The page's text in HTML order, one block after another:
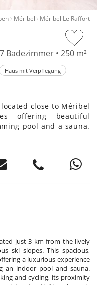
Méribel Méribel Le Raffort
Badezimmer • 250 m²
Haus mit Verpflegung
close to Méribel
offering beautiful
pool and a sauna.
just 3 km from the lively
ski slopes. This spacious,
a luxurious experience
an indoor pool and sauna.
and cycling, its proximity